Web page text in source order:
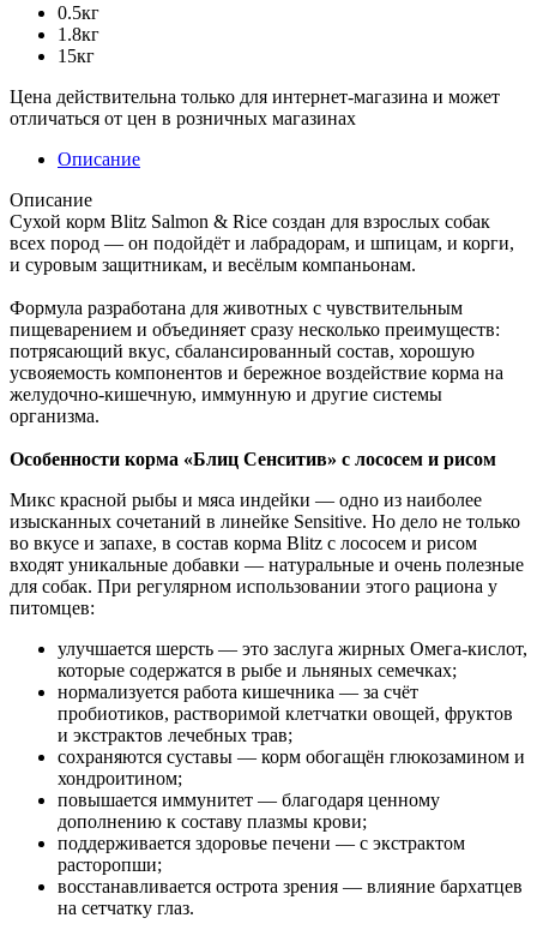
0.5кг
1.8кг
15кг
Цена действительна только для интернет-магазина и может
отличаться от цен в розничных магазинах
Описание
Описание
Сухой корм Blitz Salmon & Rice создан для взрослых собак
всех пород — он подойдёт и лабрадорам, и шпицам, и корги,
и суровым защитникам, и весёлым компаньонам.
Формула разработана для животных с чувствительным
пищеварением и объединяет сразу несколько преимуществ:
потрясающий вкус, сбалансированный состав, хорошую
усвояемость компонентов и бережное воздействие корма на
желудочно-кишечную, иммунную и другие системы
организма.
Особенности корма «Блиц Сенситив» с лососем и рисом
Микс красной рыбы и мяса индейки — одно из наиболее
изысканных сочетаний в линейке Sensitive. Но дело не только
во вкусе и запахе, в состав корма Blitz с лососем и рисом
входят уникальные добавки — натуральные и очень полезные
для собак. При регулярном использовании этого рациона у
питомцев:
улучшается шерсть — это заслуга жирных Омега-кислот,
которые содержатся в рыбе и льняных семечках;
нормализуется работа кишечника — за счёт
пробиотиков, растворимой клетчатки овощей, фруктов
и экстрактов лечебных трав;
сохраняются суставы — корм обогащён глюкозамином и
хондроитином;
повышается иммунитет — благодаря ценному
дополнению к составу плазмы крови;
поддерживается здоровье печени — с экстрактом
расторопши;
восстанавливается острота зрения — влияние бархатцев
на сетчатку глаз.